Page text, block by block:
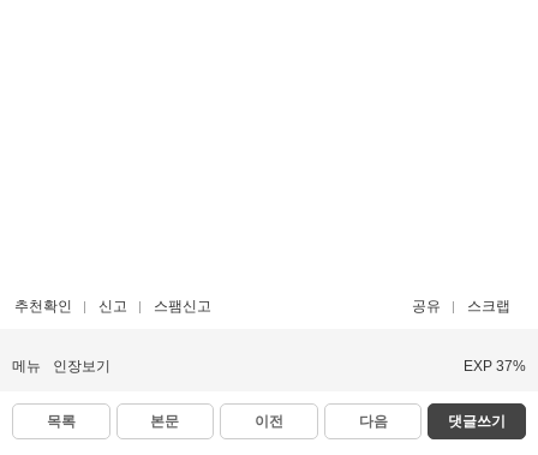
추천확인 신고 스팸신고 공유 스크랩
메뉴 인장보기 EXP 37%
목록 본문 이전 다음 댓글쓰기